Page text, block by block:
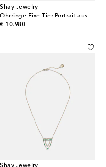
Shay Jewelry
Ohrringe Five Tier Portrait aus 18kt Gelbgold mit Diamanten, Topasen und Achaten
€ 10.980
original price
Shay Jewelry